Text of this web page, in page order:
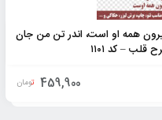
همه او است، اندر تن من جان
– کد ۱۱۰۱
459,900 تومان